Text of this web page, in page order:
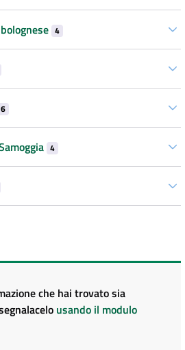
4
6
4
che hai trovato sia
usando il modulo